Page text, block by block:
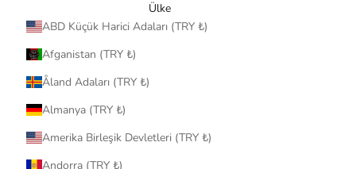
Ülke
ABD Küçük Harici Adaları (TRY ₺)
Afganistan (TRY ₺)
Åland Adaları (TRY ₺)
Almanya (TRY ₺)
Amerika Birleşik Devletleri (TRY ₺)
Andorra (TRY ₺)